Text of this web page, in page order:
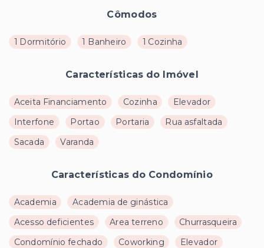
Cômodos
1 Dormitório 1 Banheiro 1 Cozinha
Características do Imóvel
Aceita Financiamento Cozinha
Elevador
Interfone
Portao Portaria
Rua asfaltada
Sacada
Varanda
Características do Condomínio
Academia
Academia de ginástica
Acesso deficientes
Area terreno
Churrasqueira
Condomínio fechado
Coworking
Elevador